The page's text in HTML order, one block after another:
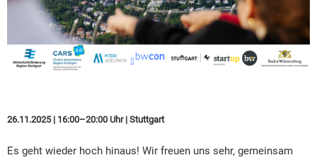
26.11.2025 | 16:00–20:00 Uhr | Stuttgart
Es geht wieder hoch hinaus! Wir freuen uns sehr, gemeinsam